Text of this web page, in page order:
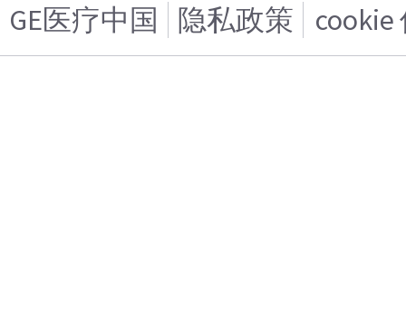
GE医疗中国 隐私政策 cookie